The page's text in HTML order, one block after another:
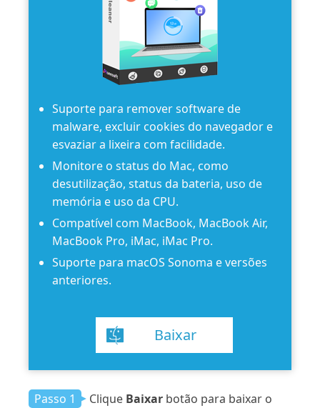
Suporte para remover software de
malware, excluir cookies do navegador e
esvaziar a lixeira com facilidade.
Monitore o status do Mac, como
desutilização, status da bateria, uso de
memória e uso da CPU.
Compatível com MacBook, MacBook Air,
MacBook Pro, iMac, iMac Pro.
Suporte para macOS Sonoma e versões
anteriores.
Baixar
Passo 1 Clique Baixar botão para baixar o